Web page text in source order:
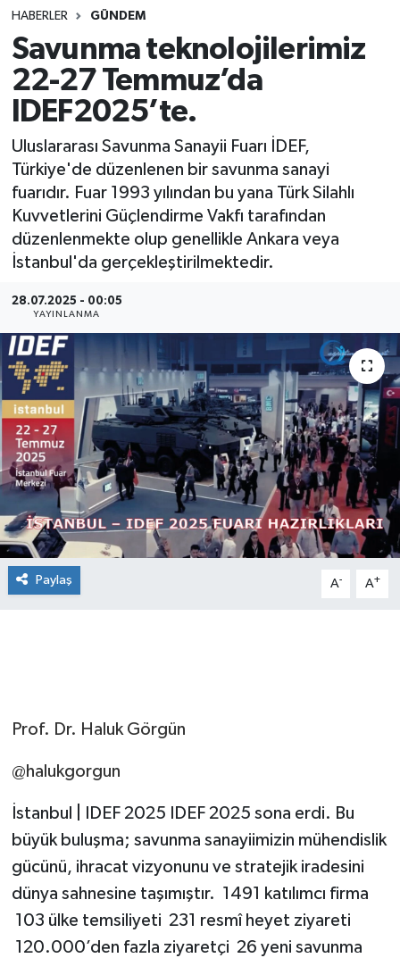
HABERLER GÜNDEM
Savunma teknolojilerimiz
22-27 Temmuz’da
IDEF2025’te.
Uluslararası Savunma Sanayii Fuarı İDEF,
Türkiye'de düzenlenen bir savunma sanayi
fuarıdır. Fuar 1993 yılından bu yana Türk Silahlı
Kuvvetlerini Güçlendirme Vakfı tarafından
düzenlenmekte olup genellikle Ankara veya
İstanbul'da gerçekleştirilmektedir.
28.07.2025 - 00:05
YAYINLANMA
Paylaş A- A+
Prof. Dr. Haluk Görgün
@halukgorgun
İstanbul | IDEF 2025 IDEF 2025 sona erdi. Bu
büyük buluşma; savunma sanayiimizin mühendislik
gücünü, ihracat vizyonunu ve stratejik iradesini
dünya sahnesine taşımıştır. 1491 katılımcı firma
103 ülke temsiliyeti 231 resmî heyet ziyareti
120.000’den fazla ziyaretçi 26 yeni savunma
YARIŞMA/ETKİNLİKLER
ANKET
MEVZUAT/KARARLAR